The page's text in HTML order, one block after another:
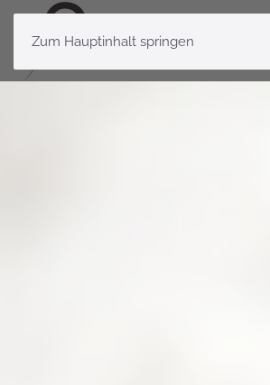
Zum Hauptinhalt springen